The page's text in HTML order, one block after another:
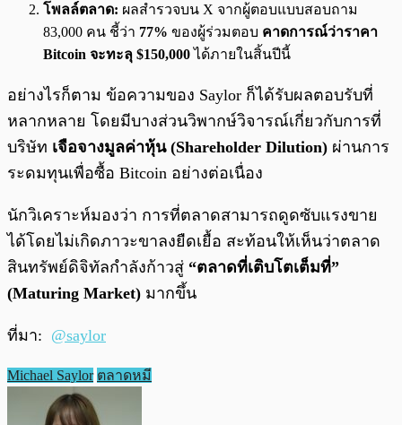
โพลล์ตลาด: ผลสำรวจบน X จากผู้ตอบแบบสอบถาม
83,000 คน ชี้ว่า 77% ของผู้ร่วมตอบ คาดการณ์ว่าราคา
Bitcoin จะทะลุ $150,000ได้ภายในสิ้นปีนี้
อย่างไรก็ตาม ข้อความของ Saylor ก็ได้รับผลตอบรับที่
หลากหลาย โดยมีบางส่วนวิพากษ์วิจารณ์เกี่ยวกับการที่
บริษัท เจือจางมูลค่าหุ้น (Shareholder Dilution) ผ่านการ
ระดมทุนเพื่อซื้อ Bitcoin อย่างต่อเนื่อง
นักวิเคราะห์มองว่า การที่ตลาดสามารถดูดซับแรงขาย
ได้โดยไม่เกิดภาวะขาลงยืดเยื้อ สะท้อนให้เห็นว่าตลาด
สินทรัพย์ดิจิทัลกำลังก้าวสู่ “ตลาดที่เติบโตเต็มที่”
(Maturing Market) มากขึ้น
ที่มา: @saylor
Michael Saylor ตลาดหมี